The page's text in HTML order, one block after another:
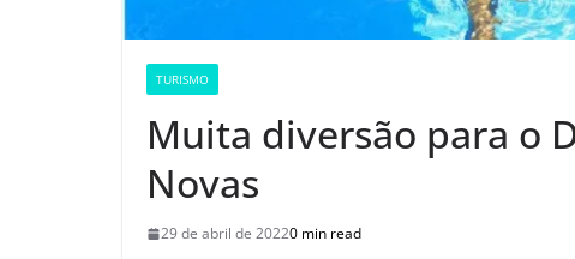
TURISMO
Muita diversão para o
Novas
29 de abril de 20220 min read